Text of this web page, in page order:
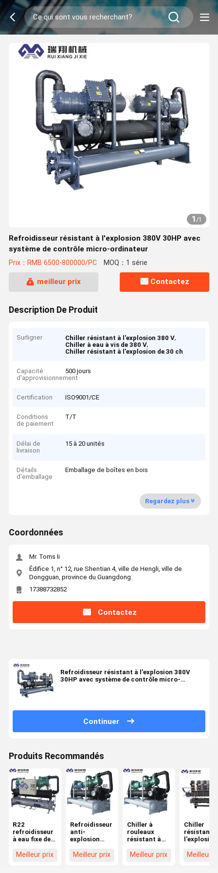
1/1
Refroidisseur résistant à l'explosion 380V 30HP avec
système de contrôle micro-ordinateur
Prix：RMB 6500-800000/PC MOQ：1 série
meilleur prix Contactez
Description De Produit
Surligner Chiller résistant à l'explosion 380 V,
Chiller à eau à vis de 380 V,
Chiller résistant à l'explosion de 30 ch
Capacité
d'approvisionnement
500 jours
Certification ISO9001/CE
Conditions
de paiement
T/T
Délai de
livraison
15 à 20 unités
Détails
d'emballage
Emballage de boîtes en bois
Regardez plus
Coordonnées
Mr. Toms li
Édifice 1, n° 12, rue Shentian 4, ville de Hengli, ville de
Dongguan, province du Guangdong
17388732852
Contactez
Refroidisseur résistant à l'explosion 380V
30HP avec système de contrôle micro-
Continuer
Produits Recommandés
R22
refroidisseur
à eau fixe de
refroidisseur
Meilleur prix
Refroidisseur
anti-
explosion
pour un
Meilleur prix
Chiller à
rouleaux
résistant à
380 V refroidi
Meilleur prix
Chiller
résistant à
l'explosion
R22 pour
Meilleur